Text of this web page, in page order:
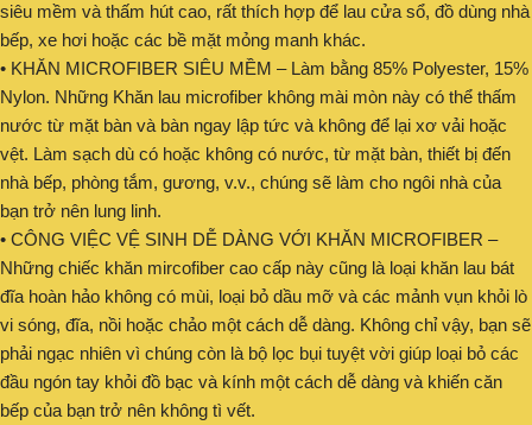
siêu mềm và thấm hút cao, rất thích hợp để lau cửa sổ, đồ dùng nhà
bếp, xe hơi hoặc các bề mặt mỏng manh khác.
• KHĂN MICROFIBER SIÊU MỀM – Làm bằng 85% Polyester, 15%
Nylon. Những Khăn lau microfiber không mài mòn này có thể thấm
nước từ mặt bàn và bàn ngay lập tức và không để lại xơ vải hoặc
vệt. Làm sạch dù có hoặc không có nước, từ mặt bàn, thiết bị đến
nhà bếp, phòng tắm, gương, v.v., chúng sẽ làm cho ngôi nhà của
bạn trở nên lung linh.
• CÔNG VIỆC VỆ SINH DỄ DÀNG VỚI KHĂN MICROFIBER –
Những chiếc khăn mircofiber cao cấp này cũng là loại khăn lau bát
đĩa hoàn hảo không có mùi, loại bỏ dầu mỡ và các mảnh vụn khỏi lò
vi sóng, đĩa, nồi hoặc chảo một cách dễ dàng. Không chỉ vậy, bạn sẽ
phải ngạc nhiên vì chúng còn là bộ lọc bụi tuyệt vời giúp loại bỏ các
đầu ngón tay khỏi đồ bạc và kính một cách dễ dàng và khiến căn
bếp của bạn trở nên không tì vết.